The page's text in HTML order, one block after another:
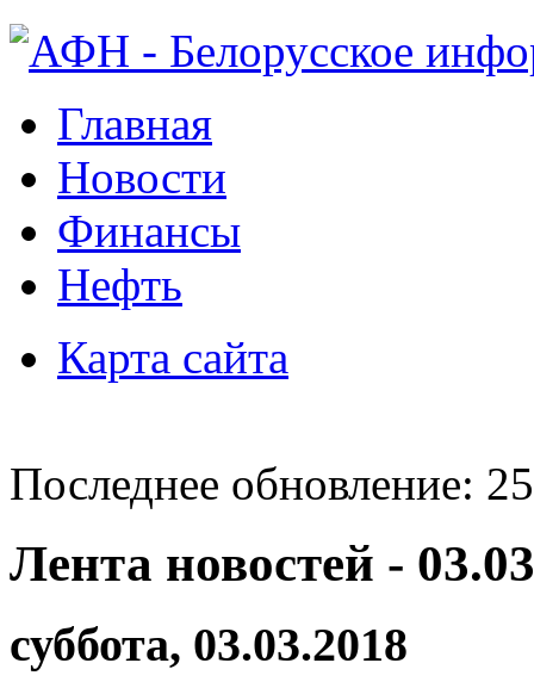
Главная
Новости
Финансы
Нефть
Карта сайта
Последнее обновление:
Лента новостей -
суббота, 03.03.2018